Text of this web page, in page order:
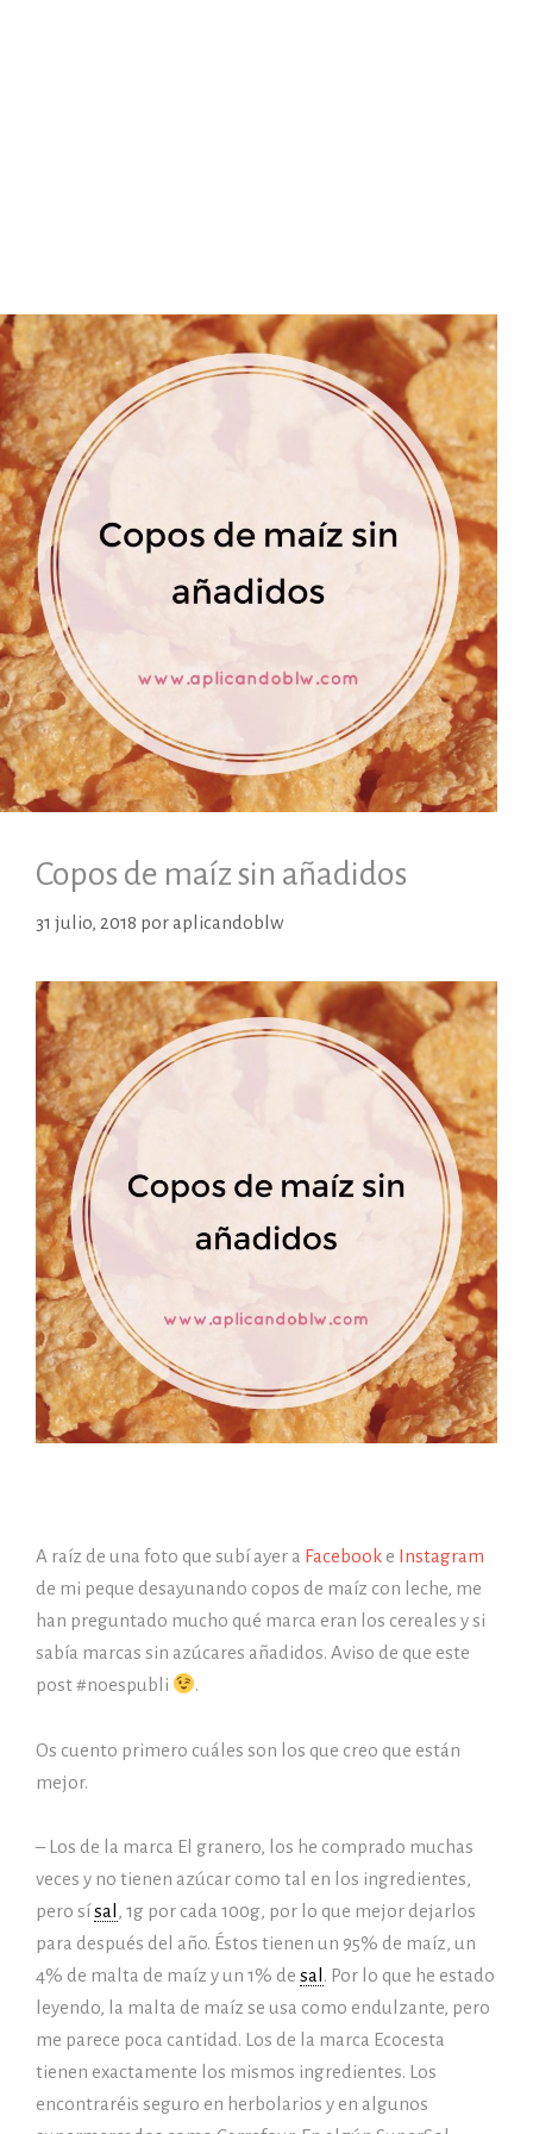
Copos de maíz sin añadidos
31 julio, 2018 poraplicandoblw
A raíz de una foto que subí ayer a Facebook e Instagram
de mi peque desayunando copos de maíz con leche, me
han preguntado mucho qué marca eran los cereales y si
sabía marcas sin azúcares añadidos. Aviso de que este
post #noespubli
.
Os cuento primero cuáles son los que creo que están
mejor.
–Los de la marca El granero, los he comprado muchas
veces y no tienen azúcar como tal en los ingredientes,
pero sísal , 1g por cada 100g, por lo que mejor dejarlos
para después del año. Éstos tienen un 95% de maíz, un
4% de malta de maíz y un 1% de sal . Por lo que he estado
leyendo, la malta de maíz se usa como endulzante, pero
me parece poca cantidad. Los de la marca Ecocesta
tienen exactamente los mismos ingredientes. Los
encontraréis seguro en herbolarios y en algunos